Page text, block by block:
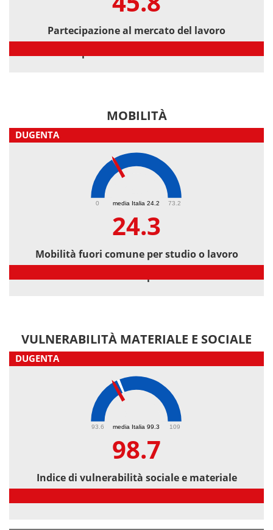
Partecipazione al mercato del lavoro
MOBILITÀ
DUGENTA
media Italia 24.2
0 73.2
24.3
Mobilità fuori comune per studio o lavoro
VULNERABILITÀ MATERIALE E SOCIALE
DUGENTA
media Italia 99.3
93.6 109
98.7
Indice di vulnerabilità sociale e materiale